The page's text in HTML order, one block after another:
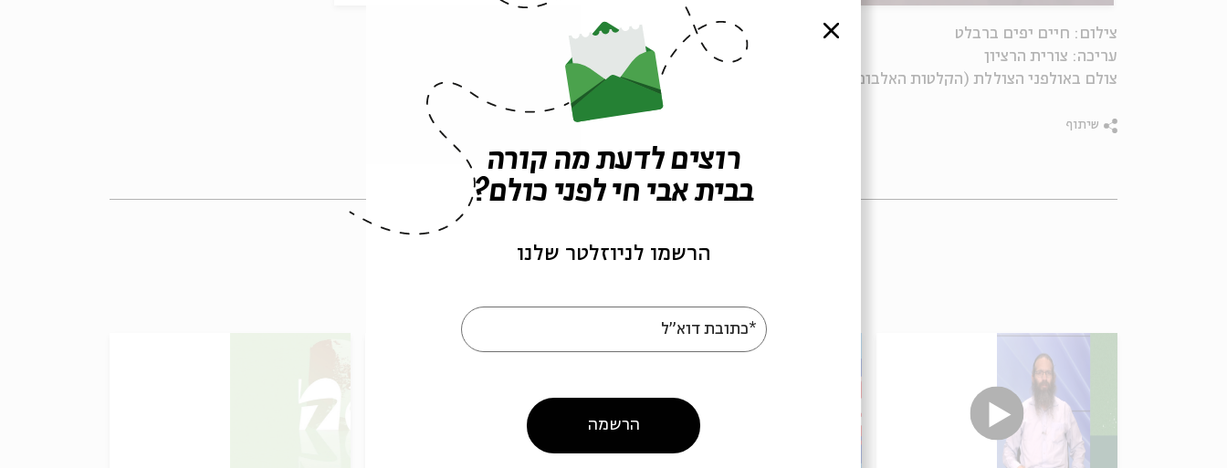
צילום: חיים יפים ברבלט
עריכה: צורית הרציון
צולם באולפני הצוללת (הקלטות האלבום זוהר)
שיתוף
סגור
רוצים לדעת מה קורה
בבית אבי חי לפני כולם?
הרשמו לניוזלטר שלנו
*כתובת דוא"ל
הרשמה